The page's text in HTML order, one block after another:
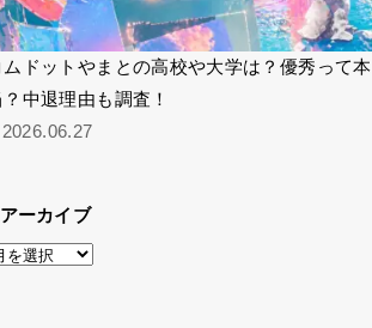
ムドットやまとの高校や大学は？優秀って本
？中退理由も調査！
2026.06.27
アーカイブ